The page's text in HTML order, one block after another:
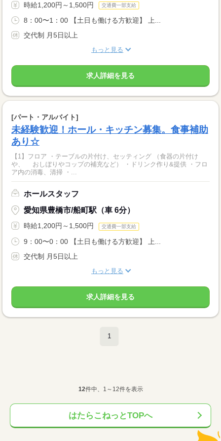
時給1,200円～1,500円 交通費一部支給
8：00〜1：00 【土日も働ける方歓迎】 上...
交代制 月5日以上
もっと見る
求人詳細を見る
[パート・アルバイト]
未経験歓迎！ホール・キッチン募集。食事補助
あり☆
【1】フロア ・テーブルの片付け、セッティング （食器の片付け
や、 おしぼりやコップの補充など） ・ドリンク作り&提供 ・フロ
ア内の消毒、清掃 ・...
ホールスタッフ
愛知県豊橋市/船町駅（車 6分）
時給1,200円～1,500円 交通費一部支給
9：00〜0：00 【土日も働ける方歓迎】 上...
交代制 月5日以上
もっと見る
求人詳細を見る
1
12件中、1～12件を表示
はたらこねっとTOPへ